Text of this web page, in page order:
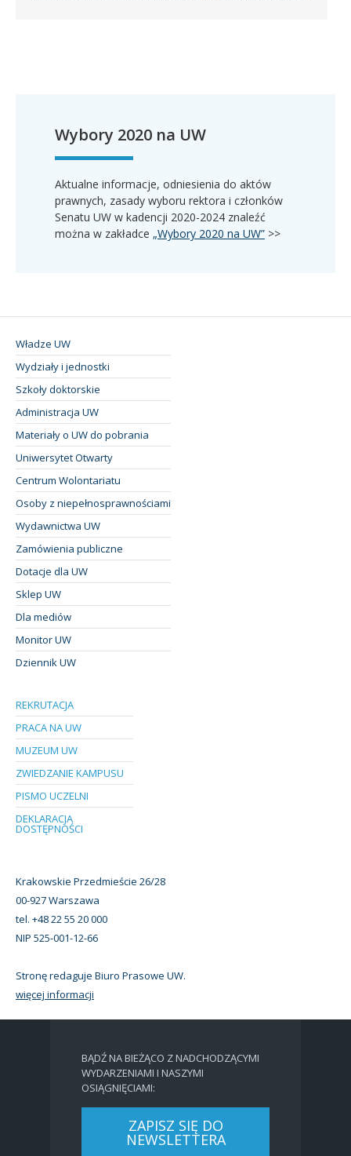
Wybory 2020 na UW
Aktualne informacje, odniesienia do aktów
prawnych, zasady wyboru rektora i członków
Senatu UW w kadencji 2020-2024 znaleźć
można w zakładce „Wybory 2020 na UW” >>
Władze UW
Wydziały i jednostki
Szkoły doktorskie
Administracja UW
Materiały o UW do pobrania
Uniwersytet Otwarty
Centrum Wolontariatu
Osoby z niepełnosprawnościami
Wydawnictwa UW
Zamówienia publiczne
Dotacje dla UW
Sklep UW
Dla mediów
Monitor UW
Dziennik UW
REKRUTACJA
PRACA NA UW
MUZEUM UW
ZWIEDZANIE KAMPUSU
PISMO UCZELNI
DEKLARACJA
DOSTĘPNOŚCI
Krakowskie Przedmieście 26/28
00-927 Warszawa
tel. +48 22 55 20 000
NIP 525-001-12-66
Stronę redaguje Biuro Prasowe UW.
więcej informacji
BĄDŹ NA BIEŻĄCO Z NADCHODZĄCYMI
WYDARZENIAMI I NASZYMI
OSIĄGNIĘCIAMI:
ZAPISZ SIĘ DO
NEWSLETTERA